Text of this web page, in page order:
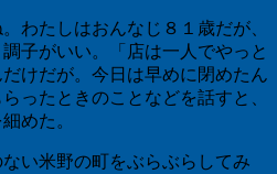
わたしはおんなじ８１歳だが、
子がいい。「店は一人でやっと
けだが。今日は早めに閉めたん
ったときのことなどを話すと、
めた。
い米野の町をぶらぶらしてみ